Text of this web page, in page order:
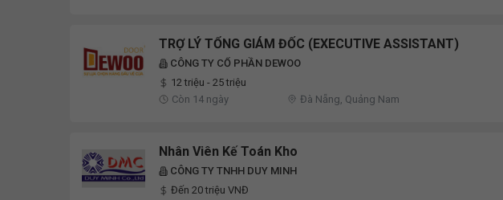
TRỢ LÝ TỔNG GIÁM ĐỐC (EXECUTIVE ASSISTANT)
CÔNG TY CỔ PHẦN DEWOO
12 triệu - 25 triệu
Còn 14 ngày
Đà Nẵng, Quảng Nam
Nhân Viên Kế Toán Kho
CÔNG TY TNHH DUY MINH
Đến 20 triệu VNĐ